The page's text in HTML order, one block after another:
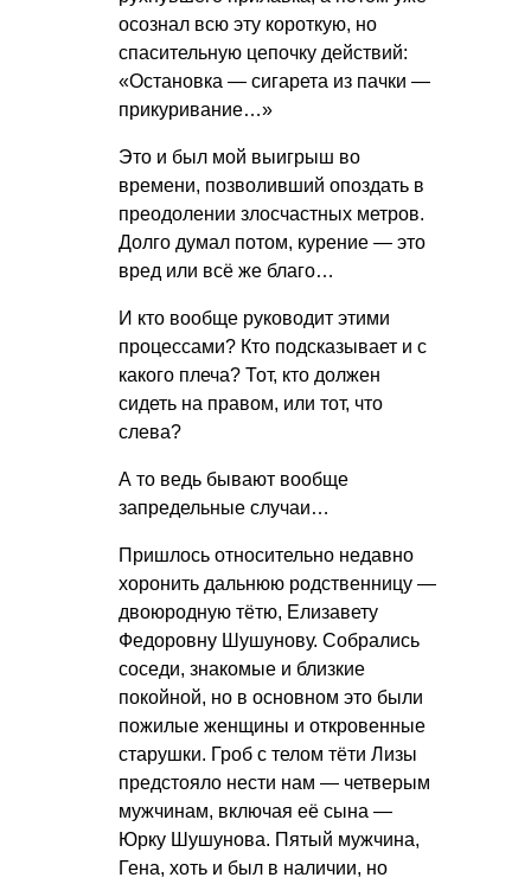
осознал всю эту короткую, но
спасительную цепочку действий:
«Остановка — сигарета из пачки —
прикуривание…»
Это и был мой выигрыш во
времени, позволивший опоздать в
преодолении злосчастных метров.
Долго думал потом, курение — это
вред или всё же благо…
И кто вообще руководит этими
процессами? Кто подсказывает и с
какого плеча? Тот, кто должен
сидеть на правом, или тот, что
слева?
А то ведь бывают вообще
запредельные случаи…
Пришлось относительно недавно
хоронить дальнюю родственницу —
двоюродную тётю, Елизавету
Федоровну Шушунову. Собрались
соседи, знакомые и близкие
покойной, но в основном это были
пожилые женщины и откровенные
старушки. Гроб с телом тёти Лизы
предстояло нести нам — четверым
мужчинам, включая её сына —
Юрку Шушунова. Пятый мужчина,
Гена, хоть и был в наличии, но